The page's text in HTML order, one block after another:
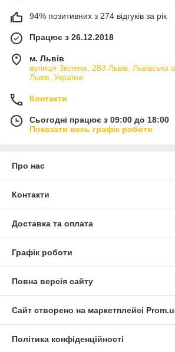
94% позитивних з 274 відгуків за рік
Працює з 26.12.2018
м. Львів
вулиця Зелена, 283 Львів, Львівська
Львів, Україна
Контакти
Сьогодні працює з 09:00 до 18:00
Показати весь графік роботи
Про нас
Контакти
Доставка та оплата
Графік роботи
Повна версія сайту
Сайт створено на маркетплейсі
Політика конфіденційності